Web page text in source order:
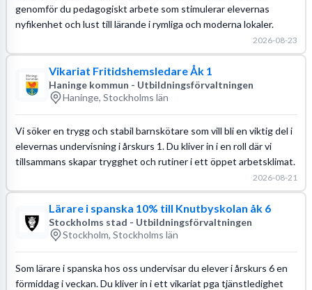
genomför du pedagogiskt arbete som stimulerar elevernas
nyfikenhet och lust till lärande i rymliga och moderna lokaler.
2026-08-23
Vikariat Fritidshemsledare Åk 1
Haninge kommun - Utbildningsförvaltningen
Haninge, Stockholms län
Vi söker en trygg och stabil barnskötare som vill bli en viktig del i
elevernas undervisning i årskurs 1. Du kliver in i en roll där vi
tillsammans skapar trygghet och rutiner i ett öppet arbetsklimat.
2026-08-21
Lärare i spanska 10% till Knutbyskolan åk 6
Stockholms stad - Utbildningsförvaltningen
Stockholm, Stockholms län
Som lärare i spanska hos oss undervisar du elever i årskurs 6 en
förmiddag i veckan. Du kliver in i ett vikariat pga tjänstledighet